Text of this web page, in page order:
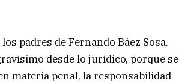
padres de Fernando Báez Sosa.
desde lo jurídico, porque se
materia penal, la responsabilidad